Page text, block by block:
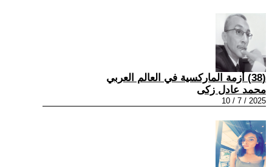
(38) أزمة الماركسية في العالم العربي
محمد عادل زكى
2025 / 7 / 10